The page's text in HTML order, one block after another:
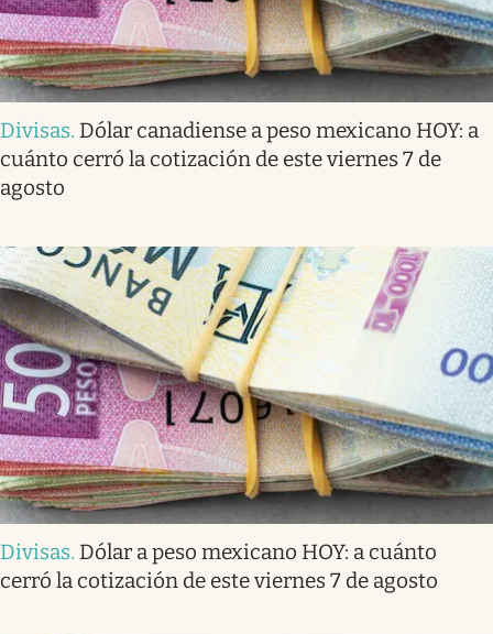
Divisas. Dólar canadiense a peso mexicano HOY: a
cuánto cerró la cotización de este viernes 7 de
agosto
Divisas. Dólar a peso mexicano HOY: a cuánto
cerró la cotización de este viernes 7 de agosto